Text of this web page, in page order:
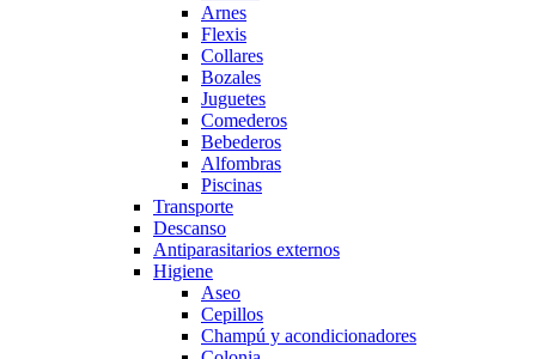
Arnes
Flexis
Collares
Bozales
Juguetes
Comederos
Bebederos
Alfombras
Piscinas
Transporte
Descanso
Antiparasitarios externos
Higiene
Aseo
Cepillos
Champú y acondicionadores